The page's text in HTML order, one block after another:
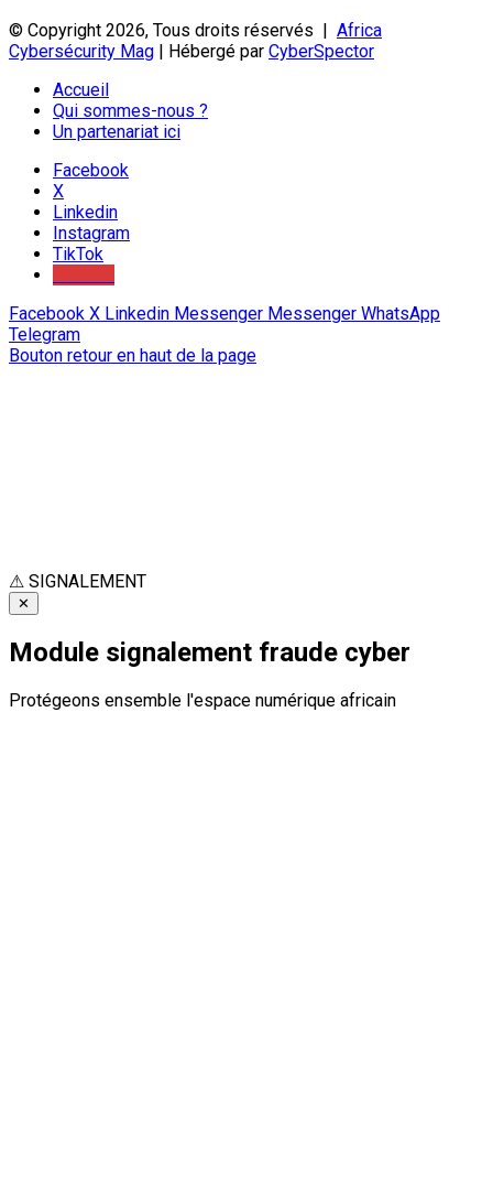
© Copyright 2026, Tous droits réservés | Africa
Cybersécurity Mag | Hébergé par CyberSpector
Accueil
Qui sommes-nous ?
Un partenariat ici
Facebook
X
Linkedin
Instagram
TikTok
Facebook X Linkedin Messenger Messenger WhatsApp
Telegram
Bouton retour en haut de la page
⚠ SIGNALEMENT
✕
Module signalement fraude cyber
Protégeons ensemble l'espace numérique africain